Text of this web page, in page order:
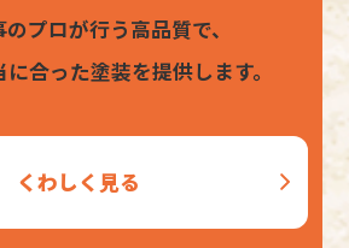
プロが行う高品質で、
合った塗装を提供します。
くわしく見る